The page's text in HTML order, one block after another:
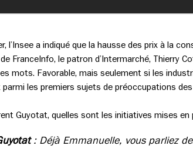
l’Insee a indiqué que la hausse des prix à la
FranceInfo, le patron d’Intermarché, Thierry
mots. Favorable, mais seulement si les
parmi les premiers sujets de préoccupations
Guyotat, quelles sont les initiatives mises en
: Déjà Emmanuelle, vous parliez